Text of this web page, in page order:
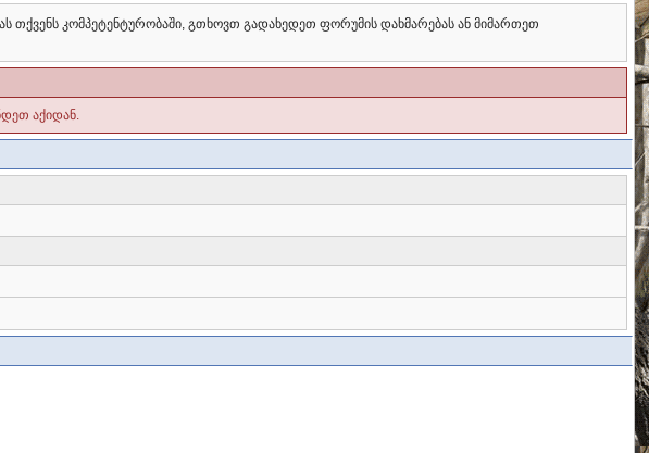
კომპეტენტურობაში, გთხოვთ გადახედეთ ფორუმის დახმარებას ან მიმართეთ
აქიდან.